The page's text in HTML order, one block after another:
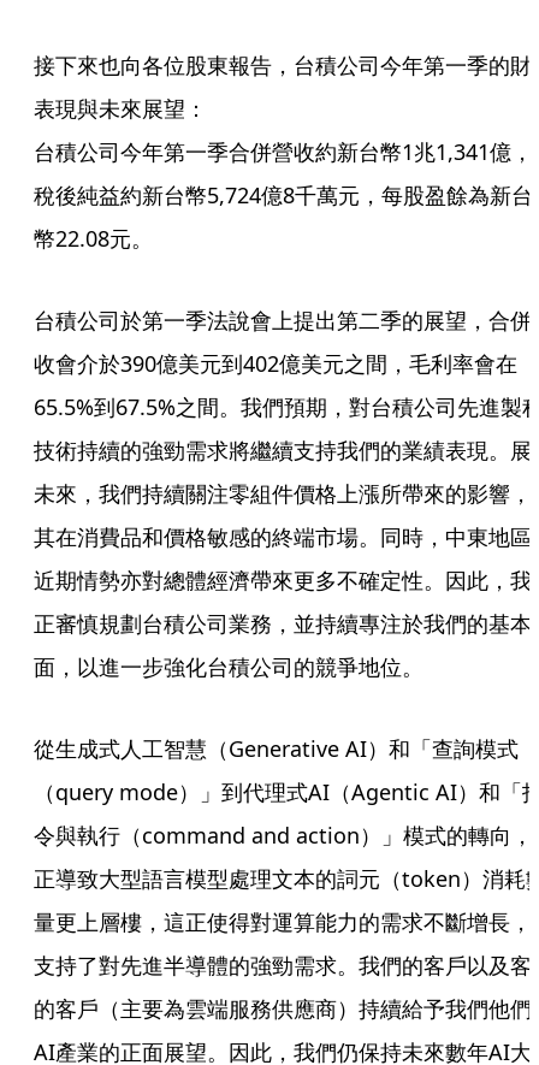
接下來也向各位股東報告，台積公司今年第一季的財
表現與未來展望：
台積公司今年第一季合併營收約新台幣1兆1,341億，
稅後純益約新台幣5,724億8千萬元，每股盈餘為新台
幣22.08元。
台積公司於第一季法說會上提出第二季的展望，合併
收會介於390億美元到402億美元之間，毛利率會在
65.5%到67.5%之間。我們預期，對台積公司先進製
技術持續的強勁需求將繼續支持我們的業績表現。展
未來，我們持續關注零組件價格上漲所帶來的影響，
其在消費品和價格敏感的終端市場。同時，中東地區
近期情勢亦對總體經濟帶來更多不確定性。因此，我
正審慎規劃台積公司業務，並持續專注於我們的基本
面，以進一步強化台積公司的競爭地位。
從生成式人工智慧（Generative AI）和「查詢模式
（query mode）」到代理式AI（Agentic AI）和「
令與執行（command and action）」模式的轉向，
正導致大型語言模型處理文本的詞元（token）消耗
量更上層樓，這正使得對運算能力的需求不斷增長，
支持了對先進半導體的強勁需求。我們的客戶以及客
的客戶（主要為雲端服務供應商）持續給予我們他們
AI產業的正面展望。因此，我們仍保持未來數年AI大